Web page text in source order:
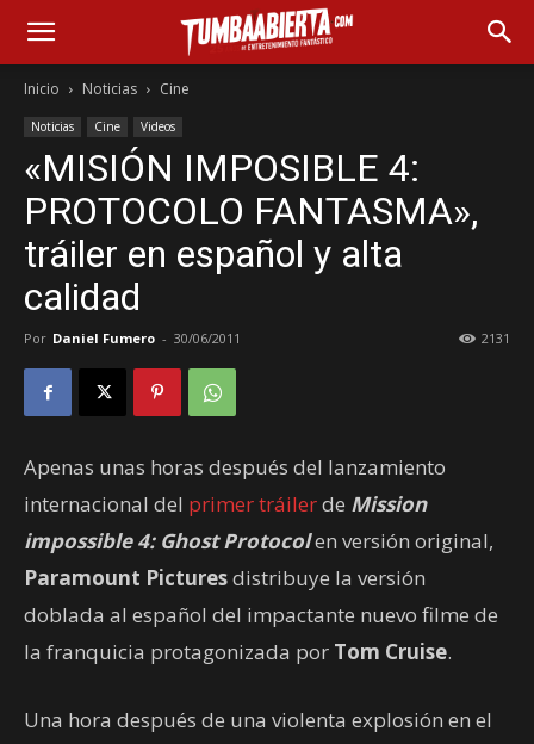
Inicio Noticias Cine
Noticias Cine Videos
«MISIÓN IMPOSIBLE 4:
PROTOCOLO FANTASMA»,
tráiler en español y alta
calidad
Por Daniel Fumero - 30/06/2011 2131
Apenas unas horas después del lanzamiento
internacional del primer tráilerde Mission
impossible 4: Ghost Protocolen versión original,
Paramount Picturesdistribuye la versión
doblada al español del impactante nuevo filme de
la franquicia protagonizada por Tom Cruise.
Una hora después de una violenta explosión en el